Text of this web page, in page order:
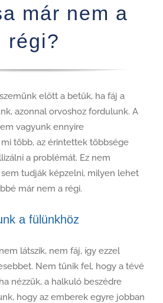
már nem a
régi?
előtt a betűk, ha fáj a
azonnal orvoshoz fordulunk. A
vagyunk ennyire
több, az érintettek többsége
a problémát. Ez nem
tudják képzelni, milyen lehet
már nem a régi.
a fülünkhöz
látszik, nem fáj, így ezzel
Nem tűnik fel, hogy a tévé
nézzük, a halkuló beszédre
hogy az emberek egyre jobban